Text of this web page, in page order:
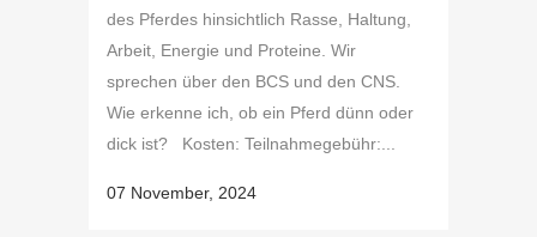
des Pferdes hinsichtlich Rasse, Haltung,
Arbeit, Energie und Proteine. Wir
sprechen über den BCS und den CNS.
Wie erkenne ich, ob ein Pferd dünn oder
dick ist? Kosten: Teilnahmegebühr:...
07 November, 2024